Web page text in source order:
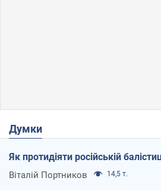
Думки
Як протидіяти російській
Віталій Портников 14,5 т.